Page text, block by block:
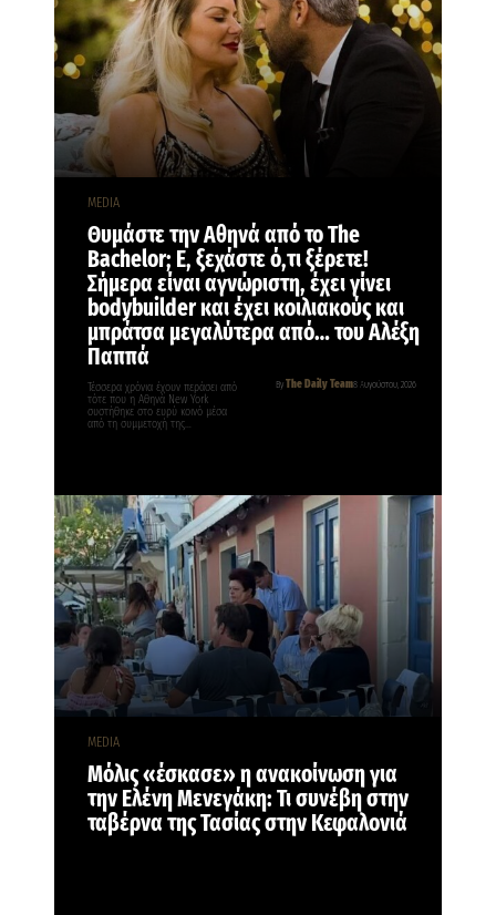
MEDIA
Θυμάστε την Αθηνά από το The
Bachelor; Ε, ξεχάστε ό,τι ξέρετε!
Σήμερα είναι αγνώριστη, έχει γίνει
bodybuilder και έχει κοιλιακούς και
μπράτσα μεγαλύτερα από… του Αλέξη
Παππά
By The Daily Team8 Αυγούστου, 2026
Τέσσερα χρόνια έχουν περάσει από
τότε που η Αθηνά New York
συστήθηκε στο ευρύ κοινό μέσα
από τη συμμετοχή της…
MEDIA
Μόλις «έσκασε» η ανακοίνωση για
την Ελένη Μενεγάκη: Τι συνέβη στην
ταβέρνα της Τασίας στην Κεφαλονιά